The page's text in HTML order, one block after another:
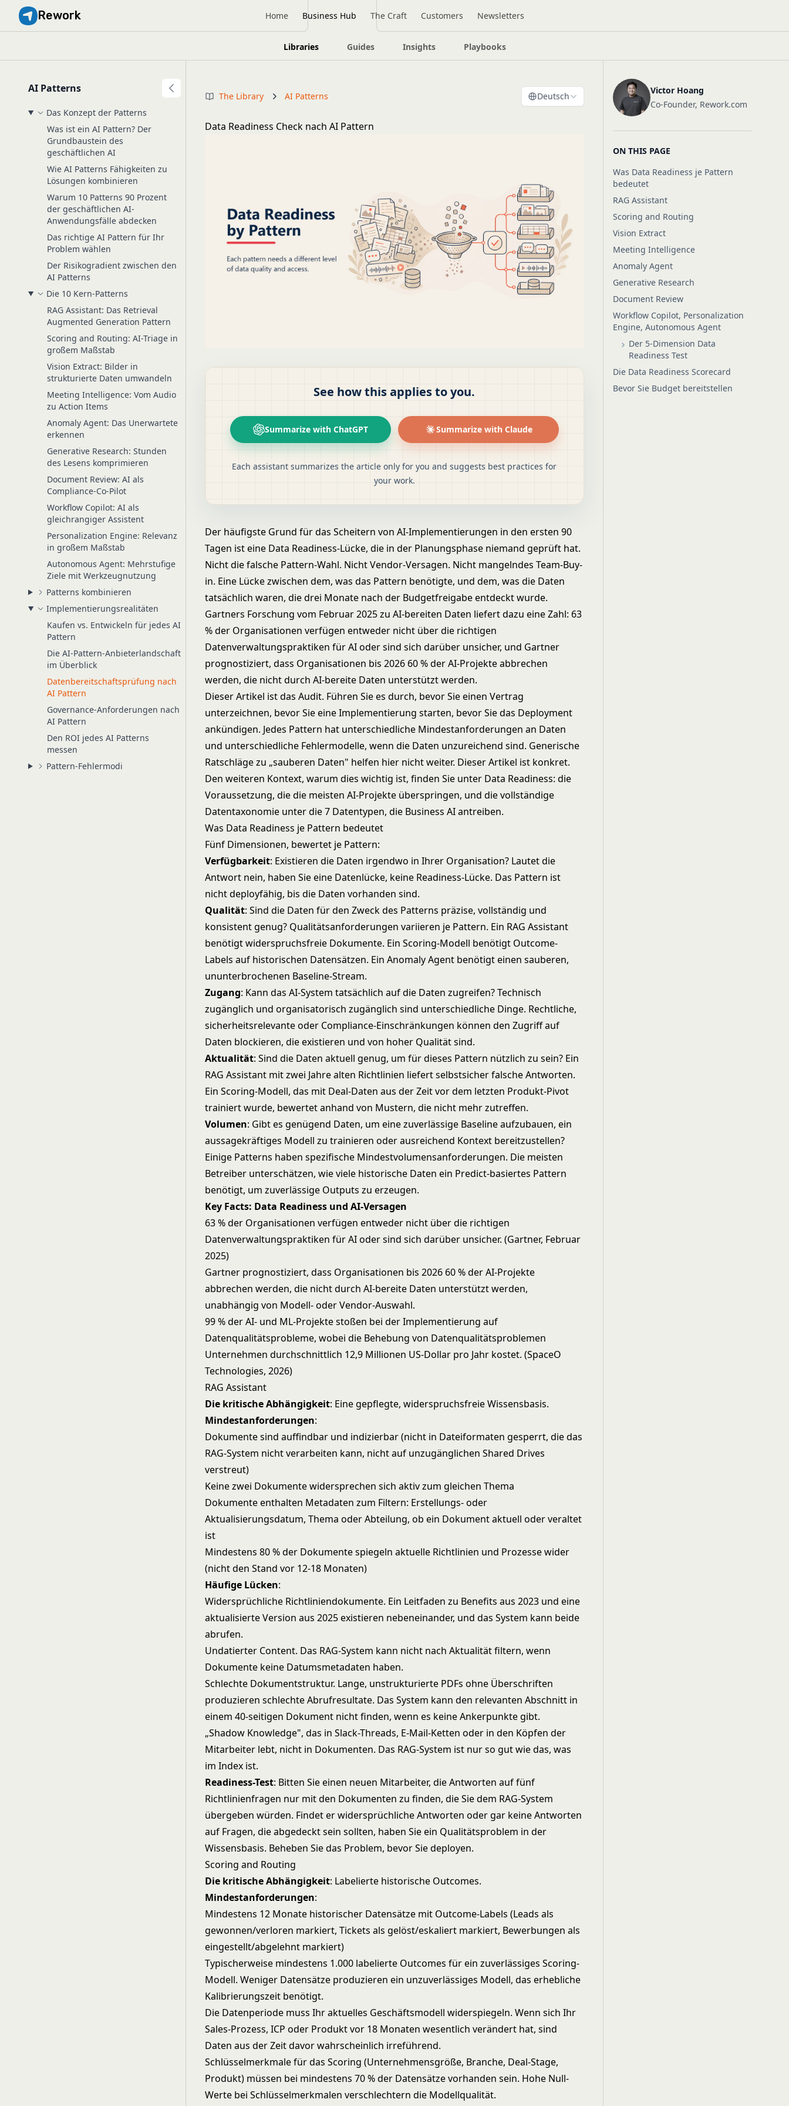
Rework Home Business Hub The Craft Customers Newsletters
Libraries Guides Insights Playbooks
AI Patterns
Das Konzept der Patterns
Was ist ein AI Pattern? Der
Grundbaustein des
geschäftlichen AI
Wie AI Patterns Fähigkeiten zu
Lösungen kombinieren
Warum 10 Patterns 90 Prozent
der geschäftlichen AI-
Anwendungsfälle abdecken
Das richtige AI Pattern für Ihr
Problem wählen
Der Risikogradient zwischen den
AI Patterns
Die 10 Kern-Patterns
RAG Assistant: Das Retrieval
Augmented Generation Pattern
Scoring and Routing: AI-Triage in
großem Maßstab
Vision Extract: Bilder in
strukturierte Daten umwandeln
Meeting Intelligence: Vom Audio
zu Action Items
Anomaly Agent: Das Unerwartete
erkennen
Generative Research: Stunden
des Lesens komprimieren
Document Review: AI als
Compliance-Co-Pilot
Workflow Copilot: AI als
gleichrangiger Assistent
Personalization Engine: Relevanz
in großem Maßstab
Autonomous Agent: Mehrstufige
Ziele mit Werkzeugnutzung
Patterns kombinieren
Implementierungsrealitäten
Kaufen vs. Entwickeln für jedes AI
Pattern
Die AI-Pattern-Anbieterlandschaft
im Überblick
Datenbereitschaftsprüfung nach
AI Pattern
Governance-Anforderungen nach
AI Pattern
Den ROI jedes AI Patterns
messen
Pattern-Fehlermodi
The Library AI Patterns Deutsch
Data Readiness Check nach AI Pattern
See how this applies to you.
Summarize with ChatGPT Summarize with Claude
Each assistant summarizes the article only for you and suggests best practices for
your work.
Der häufigste Grund für das Scheitern von AI-Implementierungen in den ersten 90
Tagen ist eine Data Readiness-Lücke, die in der Planungsphase niemand geprüft hat.
Nicht die falsche Pattern-Wahl. Nicht Vendor-Versagen. Nicht mangelndes Team-Buy-
in. Eine Lücke zwischen dem, was das Pattern benötigte, und dem, was die Daten
tatsächlich waren, die drei Monate nach der Budgetfreigabe entdeckt wurde.
Gartners Forschung vom Februar 2025 zuAI-bereiten Daten liefert dazu eine Zahl: 63
% der Organisationen verfügen entweder nicht über die richtigen
Datenverwaltungspraktiken für AI oder sind sich darüber unsicher, und Gartner
prognostiziert, dass Organisationen bis 2026 60 % der AI-Projekte abbrechen
werden, die nicht durch AI-bereite Daten unterstützt werden.
Dieser Artikel ist das Audit. Führen Sie es durch, bevor Sie einen Vertrag
unterzeichnen, bevor Sie eine Implementierung starten, bevor Sie das Deployment
ankündigen. Jedes Pattern hat unterschiedliche Mindestanforderungen an Daten
und unterschiedliche Fehlermodelle, wenn die Daten unzureichend sind. Generische
Ratschläge zu „sauberen Daten" helfen hier nicht weiter. Dieser Artikel ist konkret.
Den weiteren Kontext, warum dies wichtig ist, finden Sie unter Data Readiness: die
Voraussetzung, die die meisten AI-Projekte überspringen, und die vollständige
Datentaxonomie unterdie 7 Datentypen, die Business AI antreiben.
Was Data Readiness je Pattern bedeutet
Fünf Dimensionen, bewertet je Pattern:
Verfügbarkeit: Existieren die Daten irgendwo in Ihrer Organisation? Lautet die
Antwort nein, haben Sie eine Datenlücke, keine Readiness-Lücke. Das Pattern ist
nicht deployfähig, bis die Daten vorhanden sind.
Qualität: Sind die Daten für den Zweck des Patterns präzise, vollständig und
konsistent genug? Qualitätsanforderungen variieren je Pattern. Ein RAG Assistant
benötigt widerspruchsfreie Dokumente. Ein Scoring-Modell benötigt Outcome-
Labels auf historischen Datensätzen. Ein Anomaly Agent benötigt einen sauberen,
ununterbrochenen Baseline-Stream.
Zugang: Kann das AI-System tatsächlich auf die Daten zugreifen? Technisch
zugänglich und organisatorisch zugänglich sind unterschiedliche Dinge. Rechtliche,
sicherheitsrelevante oder Compliance-Einschränkungen können den Zugriff auf
Daten blockieren, die existieren und von hoher Qualität sind.
Aktualität: Sind die Daten aktuell genug, um für dieses Pattern nützlich zu sein? Ein
RAG Assistant mit zwei Jahre alten Richtlinien liefert selbstsicher falsche Antworten.
Ein Scoring-Modell, das mit Deal-Daten aus der Zeit vor dem letzten Produkt-Pivot
trainiert wurde, bewertet anhand von Mustern, die nicht mehr zutreffen.
Volumen: Gibt es genügend Daten, um eine zuverlässige Baseline aufzubauen, ein
aussagekräftiges Modell zu trainieren oder ausreichend Kontext bereitzustellen?
Einige Patterns haben spezifische Mindestvolumensanforderungen. Die meisten
Betreiber unterschätzen, wie viele historische Daten ein Predict-basiertes Pattern
benötigt, um zuverlässige Outputs zu erzeugen.
Key Facts: Data Readiness und AI-Versagen
63 % der Organisationen verfügen entweder nicht über die richtigen
Datenverwaltungspraktiken für AI oder sind sich darüber unsicher. (Gartner, Februar
2025)
Gartner prognostiziert, dass Organisationen bis 2026 60 % der AI-Projekte
abbrechen werden, die nicht durch AI-bereite Daten unterstützt werden,
unabhängig von Modell- oder Vendor-Auswahl.
99 % der AI- und ML-Projekte stoßen bei der Implementierung auf
Datenqualitätsprobleme, wobei die Behebung von Datenqualitätsproblemen
Unternehmen durchschnittlich 12,9 Millionen US-Dollar pro Jahr kostet. (SpaceO
Technologies, 2026)
RAG Assistant
Die kritische Abhängigkeit: Eine gepflegte, widerspruchsfreie Wissensbasis.
Mindestanforderungen:
Dokumente sind auffindbar und indizierbar (nicht in Dateiformaten gesperrt, die das
RAG-System nicht verarbeiten kann, nicht auf unzugänglichen Shared Drives
verstreut)
Keine zwei Dokumente widersprechen sich aktiv zum gleichen Thema
Dokumente enthalten Metadaten zum Filtern: Erstellungs- oder
Aktualisierungsdatum, Thema oder Abteilung, ob ein Dokument aktuell oder veraltet
ist
Mindestens 80 % der Dokumente spiegeln aktuelle Richtlinien und Prozesse wider
(nicht den Stand vor 12-18 Monaten)
Häufige Lücken:
Widersprüchliche Richtliniendokumente. Ein Leitfaden zu Benefits aus 2023 und eine
aktualisierte Version aus 2025 existieren nebeneinander, und das System kann beide
abrufen.
Undatierter Content. Das RAG-System kann nicht nach Aktualität filtern, wenn
Dokumente keine Datumsmetadaten haben.
Schlechte Dokumentstruktur. Lange, unstrukturierte PDFs ohne Überschriften
produzieren schlechte Abrufresultate. Das System kann den relevanten Abschnitt in
einem 40-seitigen Dokument nicht finden, wenn es keine Ankerpunkte gibt.
„Shadow Knowledge", das in Slack-Threads, E-Mail-Ketten oder in den Köpfen der
Mitarbeiter lebt, nicht in Dokumenten. Das RAG-System ist nur so gut wie das, was
im Index ist.
Readiness-Test: Bitten Sie einen neuen Mitarbeiter, die Antworten auf fünf
Richtlinienfragen nur mit den Dokumenten zu finden, die Sie dem RAG-System
übergeben würden. Findet er widersprüchliche Antworten oder gar keine Antworten
auf Fragen, die abgedeckt sein sollten, haben Sie ein Qualitätsproblem in der
Wissensbasis. Beheben Sie das Problem, bevor Sie deployen.
Scoring and Routing
Die kritische Abhängigkeit: Labelierte historische Outcomes.
Mindestanforderungen:
Mindestens 12 Monate historischer Datensätze mit Outcome-Labels (Leads als
gewonnen/verloren markiert, Tickets als gelöst/eskaliert markiert, Bewerbungen als
eingestellt/abgelehnt markiert)
Typischerweise mindestens 1.000 labelierte Outcomes für ein zuverlässiges Scoring-
Modell. Weniger Datensätze produzieren ein unzuverlässiges Modell, das erhebliche
Kalibrierungszeit benötigt.
Die Datenperiode muss Ihr aktuelles Geschäftsmodell widerspiegeln. Wenn sich Ihr
Sales-Prozess, ICP oder Produkt vor 18 Monaten wesentlich verändert hat, sind
Daten aus der Zeit davor wahrscheinlich irreführend.
Schlüsselmerkmale für das Scoring (Unternehmensgröße, Branche, Deal-Stage,
Produkt) müssen bei mindestens 70 % der Datensätze vorhanden sein. Hohe Null-
Werte bei Schlüsselmerkmalen verschlechtern die Modellqualität.
Victor Hoang
Co-Founder, Rework.com
ON THIS PAGE
Was Data Readiness je Pattern
bedeutet
RAG Assistant
Scoring and Routing
Vision Extract
Meeting Intelligence
Anomaly Agent
Generative Research
Document Review
Workflow Copilot, Personalization
Engine, Autonomous Agent
Der 5-Dimension Data
Readiness Test
Die Data Readiness Scorecard
Bevor Sie Budget bereitstellen